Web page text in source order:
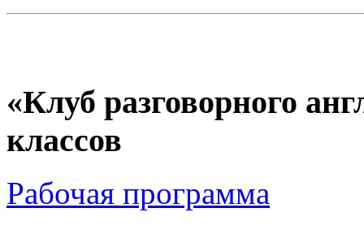
«Клуб разговорного
классов
Рабочая программа